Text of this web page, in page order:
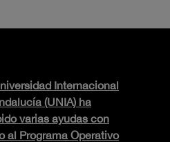
Internacional
(UNIA) ha
varias ayudas con
al Programa Operativo